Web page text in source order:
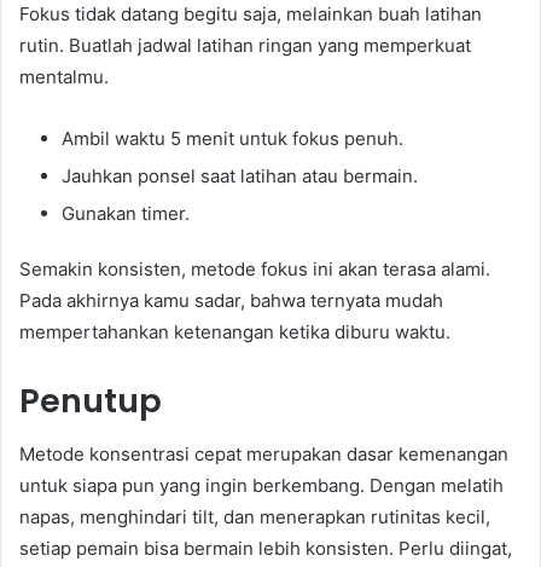
Fokus tidak datang begitu saja, melainkan buah latihan
rutin. Buatlah jadwal latihan ringan yang memperkuat
mentalmu.
Ambil waktu 5 menit untuk fokus penuh.
Jauhkan ponsel saat latihan atau bermain.
Gunakan timer.
Semakin konsisten, metode fokus ini akan terasa alami.
Pada akhirnya kamu sadar, bahwa ternyata mudah
mempertahankan ketenangan ketika diburu waktu.
Penutup
Metode konsentrasi cepat merupakan dasar kemenangan
untuk siapa pun yang ingin berkembang. Dengan melatih
napas, menghindari tilt, dan menerapkan rutinitas kecil,
setiap pemain bisa bermain lebih konsisten. Perlu diingat,